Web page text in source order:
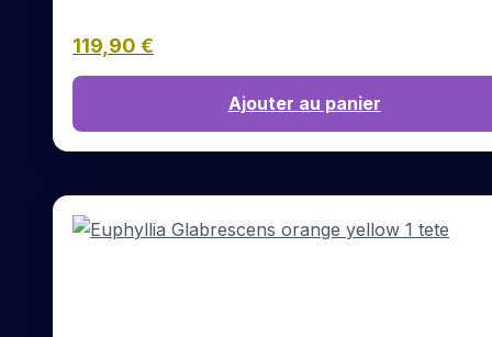
119,90 €
Ajouter au panier